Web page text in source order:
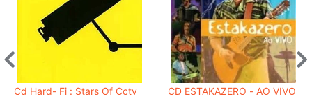
Cd Hard- Fi : Stars Of Cctv CD ESTAKAZERO - AO VIVO